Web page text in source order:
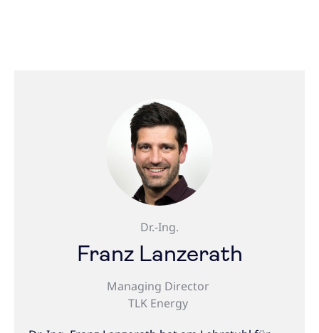
Dr.-Ing.
Franz Lanzerath
Managing Director
TLK Energy